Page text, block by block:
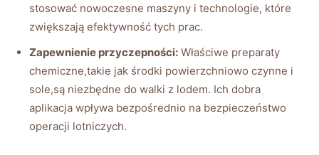
stosować⁤ nowoczesne maszyny i‌ technologie, które
zwiększają efektywność tych‍ prac.
Zapewnienie⁢ przyczepności: ‍Właściwe ⁣preparaty
chemiczne,takie jak ‍środki powierzchniowo czynne i
⁣sole,są niezbędne⁢ do⁤ walki z lodem. Ich dobra
⁤aplikacja wpływa bezpośrednio na bezpieczeństwo
operacji⁢ lotniczych.